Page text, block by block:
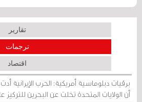
تقارير
ترجمات
اقتصاد
برقيات دبلوماسية أمريكية: الحرب الإيرانية
أن الولايات المتحدة تخلت عن البحرين